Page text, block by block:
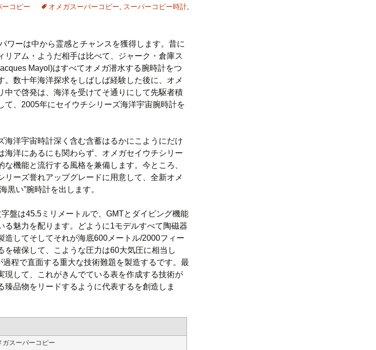
ーコピー オメガスーパーコピー スーパーコピー時計
ワーは中から霊感とチャンスを獲得します。昔に
リアム・ようだ相手は比べて、ジャーク・倉庫ス
Mayol)はすべてオメガ潜水する腕時計をつ
。数十年海洋探求をしばしば経験した後に、オメ
中で啓発は、海洋を受けてそ通りにして先駆者積
て、2005年にセイウチシリーズ海洋宇宙腕時計を
海洋宇宙時計深く含む含蓄はるかにこようにだけ
海洋にあるにも関わらず、オメガセイウチシリー
機能と流行する風格を兼備します。今ところ、
リーズ誉れアップグレードに用意して、全新オメ
黒い”腕時計を出します。
盤は45.5ミリメートルで、GMTとダイビング機能
る魅力を配ります。どように1モデルすべて陶磁器
造してそしてそれが海底600メートル/2000フィー
を確保して、こような圧力は60大気圧に相当し
過程で直面する重大な技術難題を製造するです。最
現して、これがきんでている表を作成する技術が
品物をリードするように代表するを創造しま
ガスーパーコピー